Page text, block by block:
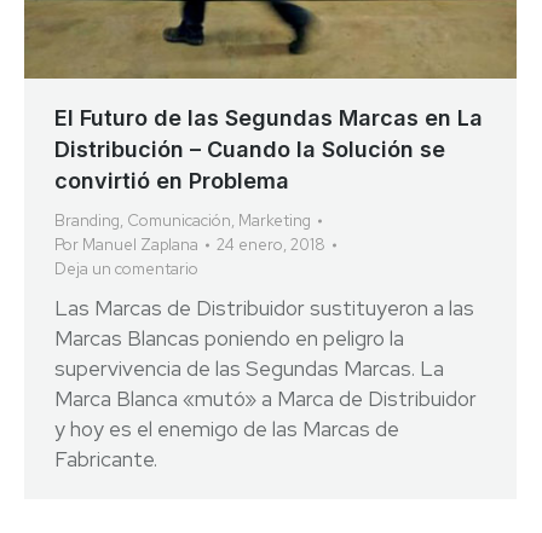
El Futuro de las Segundas Marcas en La
Distribución – Cuando la Solución se
convirtió en Problema
Branding, Comunicación, Marketing
Por Manuel Zaplana
24 enero, 2018
Deja un comentario
Las Marcas de Distribuidor sustituyeron a las
Marcas Blancas poniendo en peligro la
supervivencia de las Segundas Marcas. La
Marca Blanca «mutó» a Marca de Distribuidor
y hoy es el enemigo de las Marcas de
Fabricante.